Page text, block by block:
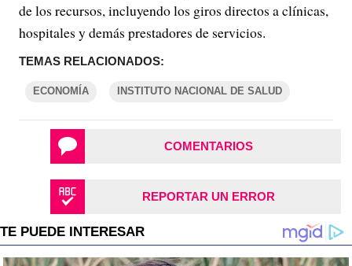
de los recursos, incluyendo los giros directos a clínicas,
hospitales y demás prestadores de servicios.
TEMAS RELACIONADOS:
ECONOMÍA INSTITUTO NACIONAL DE SALUD
COMENTARIOS
REPORTAR UN ERROR